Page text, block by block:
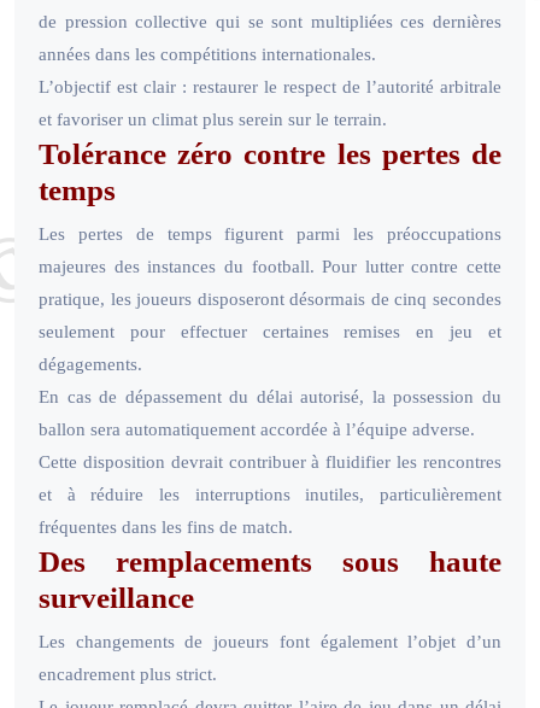
de pression collective qui se sont multipliées ces dernières
années dans les compétitions internationales.
L’objectif est clair : restaurer le respect de l’autorité arbitrale
et favoriser un climat plus serein sur le terrain.
Tolérance zéro contre les pertes de
temps
Les pertes de temps figurent parmi les préoccupations
majeures des instances du football. Pour lutter contre cette
pratique, les joueurs disposeront désormais de cinq secondes
seulement pour effectuer certaines remises en jeu et
dégagements.
En cas de dépassement du délai autorisé, la possession du
ballon sera automatiquement accordée à l’équipe adverse.
Cette disposition devrait contribuer à fluidifier les rencontres
et à réduire les interruptions inutiles, particulièrement
fréquentes dans les fins de match.
Des remplacements sous haute
surveillance
Les changements de joueurs font également l’objet d’un
encadrement plus strict.